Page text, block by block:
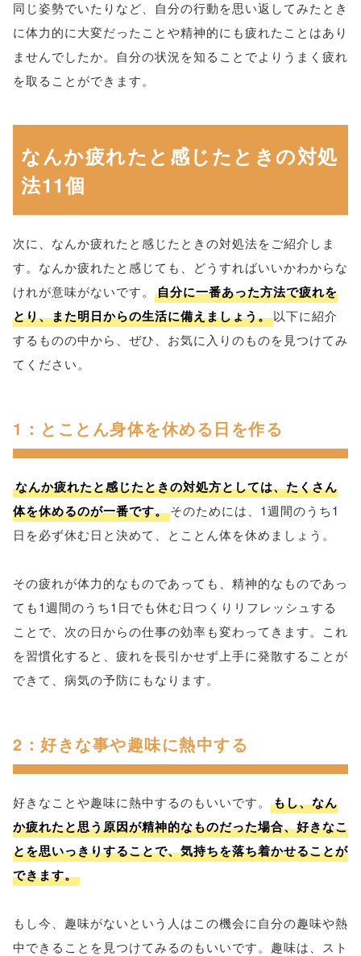
同じ姿勢でいたりなど、自分の行動を思い返してみたとき
に体力的に大変だったことや精神的にも疲れたことはあり
ませんでしたか。自分の状況を知ることでよりうまく疲れ
を取ることができます。
なんか疲れたと感じたときの対処
法11個
次に、なんか疲れたと感じたときの対処法をご紹介しま
す。なんか疲れたと感じても、どうすればいいかわからな
けれが意味がないです。
自分に一番あった方法で疲れを
とり、また明日からの生活に備えましょう。以下に紹介
するものの中から、ぜひ、お気に入りのものを見つけてみ
てください。
1：とことん身体を休める日を作る
なんか疲れたと感じたときの対処方としては、たくさん
体を休めるのが一番です。そのためには、1週間のうち1
日を必ず休む日と決めて、とことん体を休めましょう。
その疲れが体力的なものであっても、精神的なものであっ
ても1週間のうち1日でも休む日つくりリフレッシュする
ことで、次の日からの仕事の効率も変わってきます。これ
を習慣化すると、疲れを長引かせず上手に発散することが
できて、病気の予防にもなります。
2：好きな事や趣味に熱中する
好きなことや趣味に熱中するのもいいです。
もし、なん
か疲れたと思う原因が精神的なものだった場合、好きなこ
とを思いっきりすることで、気持ちを落ち着かせることが
できます。
もし今、趣味がないという人はこの機会に自分の趣味や熱
中できることを見つけてみるのもいいです。趣味は、スト